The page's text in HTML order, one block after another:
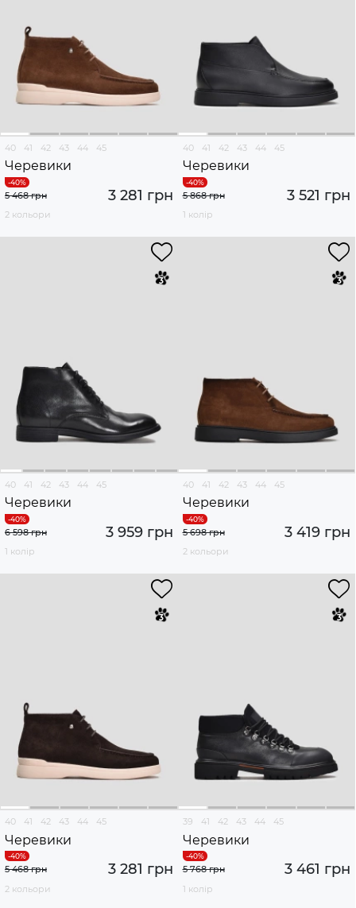
40 41 42 43 44 45
Черевики
3 281 грн
5 468 грн
2 кольори
40 41 42 43 44 45
Черевики
3 521 грн
5 868 грн
1 колір
40 41 42 43 44 45
Черевики
3 959 грн
6 598 грн
1 колір
40 41 42 43 44 45
Черевики
3 419 грн
5 698 грн
2 кольори
40 41 42 43 44 45
Черевики
3 281 грн
5 468 грн
2 кольори
39 41 42 43 44 45
Черевики
3 461 грн
5 768 грн
1 колір